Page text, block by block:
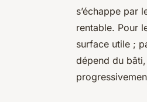
s’échappe par
rentable. Pour
surface utile ;
dépend du bâti,